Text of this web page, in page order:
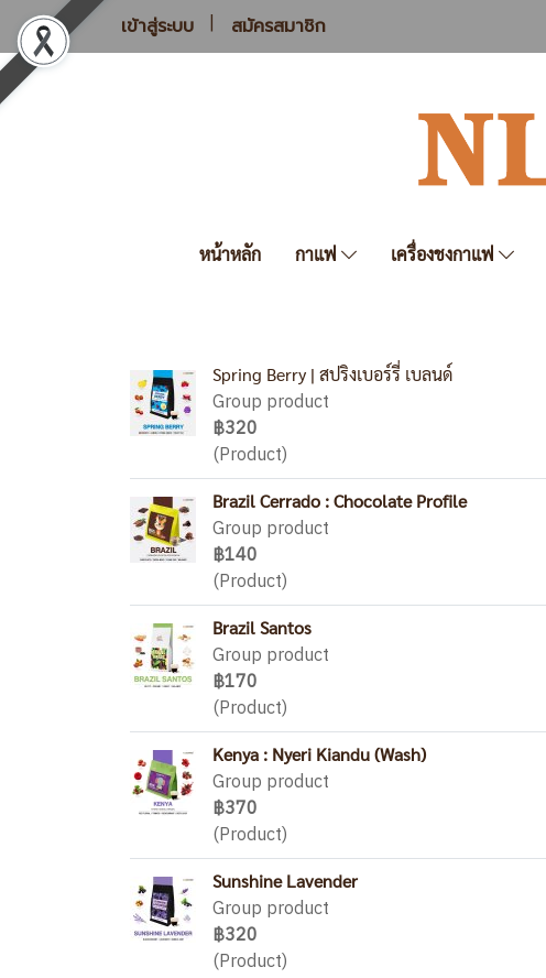
เข้าสู่ระบบ สมัครสมาชิก
หน้าหลัก กาแฟ เครื่องชงกาแฟ
Spring Berry | สปริงเบอร์รี่ เบลนด์
Group product
฿320
(Product)
Brazil Cerrado : Chocolate Profile
Group product
฿140
(Product)
Brazil Santos
Group product
฿170
(Product)
Kenya : Nyeri Kiandu (Wash)
Group product
฿370
(Product)
Sunshine Lavender
Group product
฿320
(Product)